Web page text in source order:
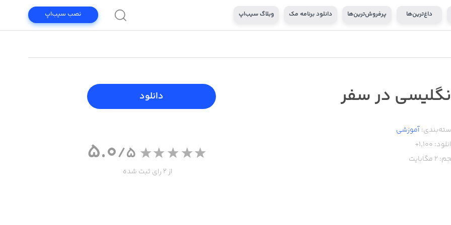
داغ‌ترین‌ها پرفروش‌ترین‌ها دانلود برنامه مک وبلاگ سیب‌اپ نصب سیب‌اپ
در سفر
آموزشی
1,100+
2 مگابایت
دانلود
5.0/5
از 2 رای ثبت شده